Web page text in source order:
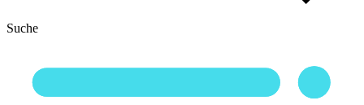
Suche